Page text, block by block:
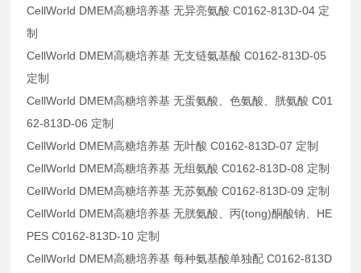
CellWorld DMEM高糖培养基 无异亮氨酸 C0162-813D-04 定
制
CellWorld DMEM高糖培养基 无支链氨基酸 C0162-813D-05
定制
CellWorld DMEM高糖培养基 无蛋氨酸、色氨酸、胱氨酸 C01
62-813D-06 定制
CellWorld DMEM高糖培养基 无叶酸 C0162-813D-07 定制
CellWorld DMEM高糖培养基 无组氨酸 C0162-813D-08 定制
CellWorld DMEM高糖培养基 无苏氨酸 C0162-813D-09 定制
CellWorld DMEM高糖培养基 无胱氨酸、丙(tong)酮酸钠、HE
PES C0162-813D-10 定制
CellWorld DMEM高糖培养基 每种氨基酸单独配 C0162-813D